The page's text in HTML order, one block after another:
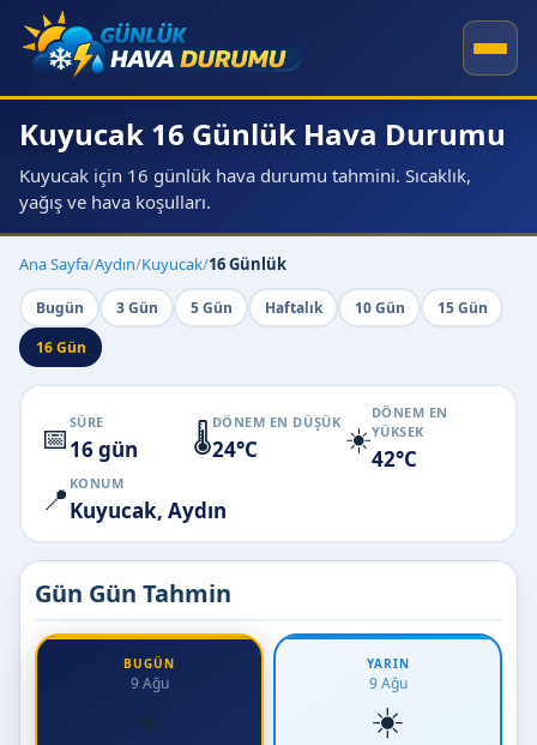
Kuyucak 16 Günlük Hava Durumu
Kuyucak için 16 günlük hava durumu tahmini. Sıcaklık,
yağış ve hava koşulları.
Ana Sayfa/Aydın/Kuyucak/16 Günlük
Bugün 3 Gün 5 Gün Haftalık 10 Gün
15 Gün
16 Gün
📅 SÜRE
16 gün 🌡️DÖNEM EN DÜŞÜK
24°C ☀️
DÖNEM EN
YÜKSEK
42°C
📍 KONUM
Kuyucak, Aydın
Gün Gün Tahmin
BUGÜN
9 Ağu
☀️
YARIN
9 Ağu
☀️